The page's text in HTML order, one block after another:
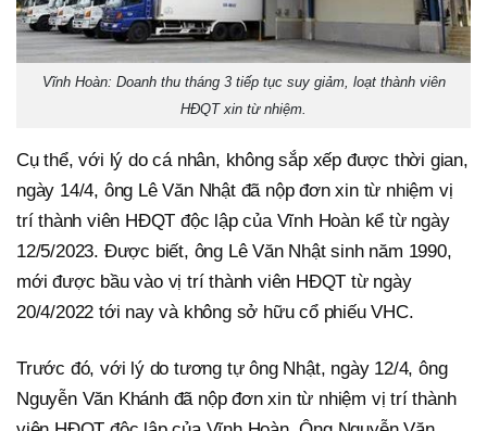
Vĩnh Hoàn: Doanh thu tháng 3 tiếp tục suy giảm, loạt thành viên
HĐQT xin từ nhiệm.
Cụ thể, với lý do cá nhân, không sắp xếp được thời gian,
ngày 14/4, ông Lê Văn Nhật đã nộp đơn xin từ nhiệm vị
trí thành viên HĐQT độc lập của Vĩnh Hoàn kể từ ngày
12/5/2023. Được biết, ông Lê Văn Nhật sinh năm 1990,
mới được bầu vào vị trí thành viên HĐQT từ ngày
20/4/2022 tới nay và không sở hữu cổ phiếu VHC.
Trước đó, với lý do tương tự ông Nhật, ngày 12/4, ông
Nguyễn Văn Khánh đã nộp đơn xin từ nhiệm vị trí thành